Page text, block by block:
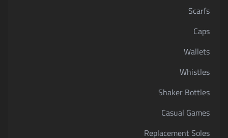
Scarfs
Caps
Wallets
Whistles
Shaker Bottles
Casual Games
Replacement Soles